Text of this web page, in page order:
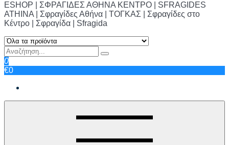
ESHOP | ΣΦΡΑΓΙΔΕΣ ΑΘΗΝΑ ΚΕΝΤΡΟ | SFRAGIDES
ATHINA | Σφραγίδες Αθήνα | ΤΟΓΚΑΣ | Σφραγίδες στο
Κέντρο | Σφραγίδα | Sfragida
0
€0